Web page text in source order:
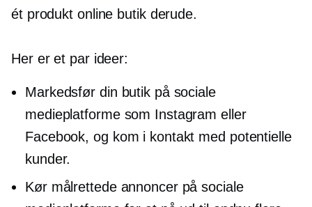
ét produkt online butik derude.
Her er et par ideer:
Markedsfør din butik på sociale
medieplatforme som Instagram eller
Facebook, og kom i kontakt med potentielle
kunder.
Kør målrettede annoncer på sociale